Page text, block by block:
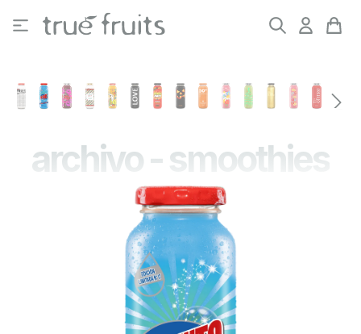
Saltar al contenido principal
archivo - smoothies
Omitir galería de imágenes